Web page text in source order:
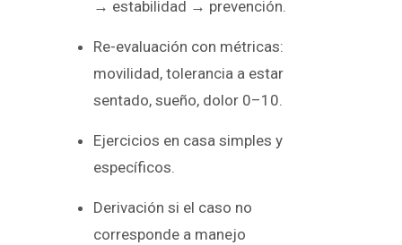
→ estabilidad → prevención.
Re-evaluación con métricas:
movilidad, tolerancia a estar
sentado, sueño, dolor 0–10.
Ejercicios en casa simples y
específicos.
Derivación si el caso no
corresponde a manejo